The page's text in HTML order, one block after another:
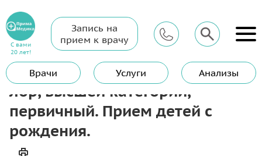
С вами
20 лет!
Запись на
прием к врачу
Врачи Услуги Анализы
Главная
ЛОР (Отоларинголог)
Прием (осмотр, консультация) лор, высшей категории,
первичный. Прием детей с рождения.
Прием (осмотр, консультация)
лор, высшей категории,
первичный. Прием детей с
рождения.